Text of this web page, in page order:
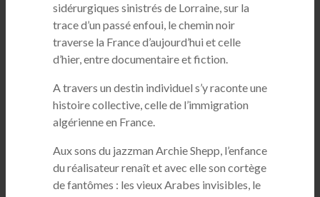
sidérurgiques sinistrés de Lorraine, sur la
trace d’un passé enfoui, le chemin noir
traverse la France d’aujourd’hui et celle
d’hier, entre documentaire et fiction.
A travers un destin individuel s’y raconte une
histoire collective, celle de l’immigration
algérienne en France.
Aux sons du jazzman Archie Shepp, l’enfance
du réalisateur renaît et avec elle son cortège
de fantômes : les vieux Arabes invisibles, le